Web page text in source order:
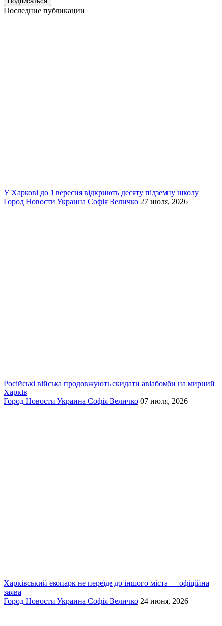
Последние публикации
У Харкові до 1 вересня відкриють десяту підземну школу
Город Новости Украина Софія Величко 27 июля, 2026
Російські війська продовжують скидати авіабомби на мирний
Харків
Город Новости Украина Софія Величко 07 июля, 2026
Харківський екопарк не переїде до іншого міста — офіційна
заява
Город Новости Украина Софія Величко 24 июня, 2026